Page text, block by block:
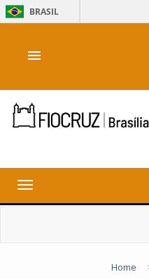
BRASIL
menu
Toggle
navigation
Home